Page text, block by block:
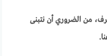
من الضروري أن نتبنى